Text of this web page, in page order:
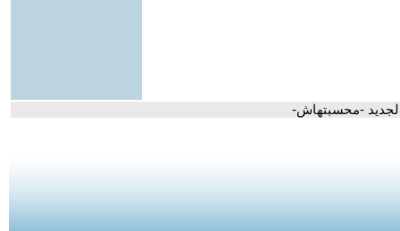
-محسبتهاش-